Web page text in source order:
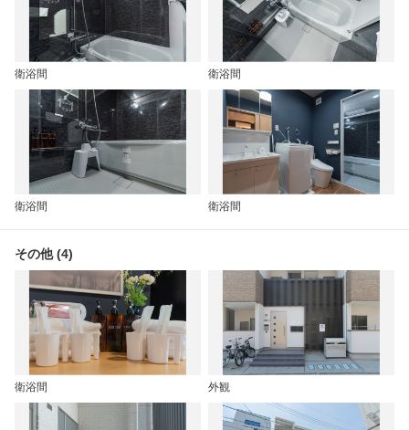
衛浴間 衛浴間
衛浴間 衛浴間
その他 (4)
衛浴間 外観